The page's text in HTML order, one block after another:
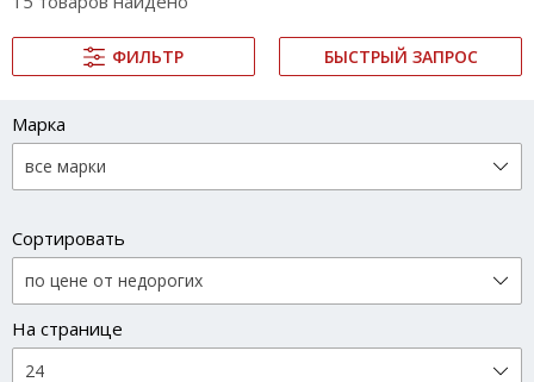
ФИЛЬТР БЫСТРЫЙ ЗАПРОС
Марка
Сортировать
На странице